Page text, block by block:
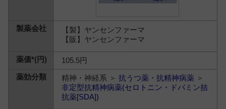
【製】ヤンセンファーマ
【販】ヤンセンファーマ
105.5円
精神・神経系 ＞抗うつ薬・抗精神病薬 ＞
非定型抗精神病薬(セロトニン・ドパミン拮
抗薬[SDA])